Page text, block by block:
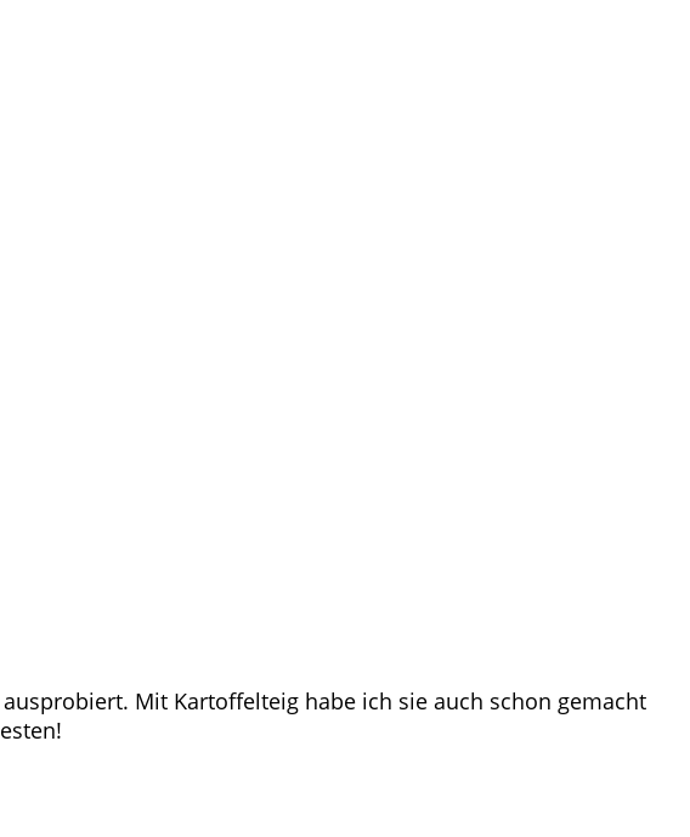
Mit Kartoffelteig habe ich sie auch schon gemacht